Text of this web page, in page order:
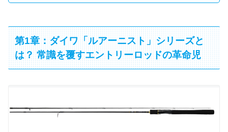
第1章：ダイワ「ルアーニスト」シリーズと
は？ 常識を覆すエントリーロッドの革命児